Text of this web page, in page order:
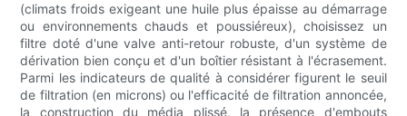
(climats froids exigeant une huile plus épaisse au démarrage
ou environnements chauds et poussiéreux), choisissez un
filtre doté d'une valve anti-retour robuste, d'un système de
dérivation bien conçu et d'un boîtier résistant à l'écrasement.
Parmi les indicateurs de qualité à considérer figurent le seuil
de filtration (en microns) ou l'efficacité de filtration annoncée,
la construction du média plissé, la présence d'embouts